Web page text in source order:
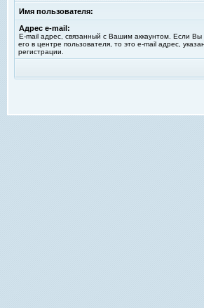
Имя пользователя:
Адрес e-mail:
E-mail адрес, связанный с Вашим аккаунтом. Если
его в центре пользователя, то это e-mail адрес,
регистрации.